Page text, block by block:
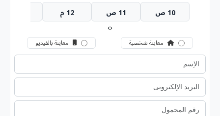
10 ص 11 ص 12 م
‹
›
معاينة شخصية معاينة بالفيديو